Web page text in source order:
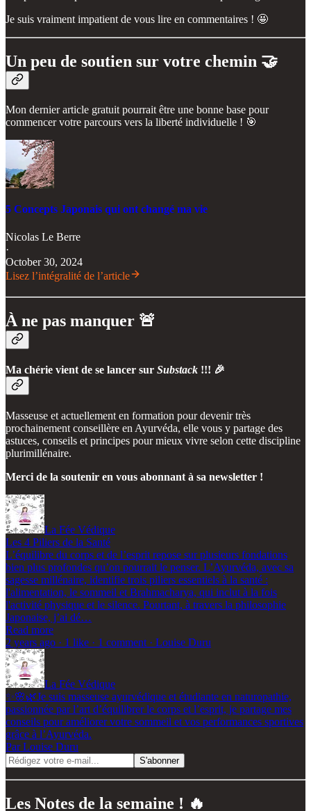
Je suis vraiment impatient de vous lire en commentaires ! 🤩
Un peu de soutien sur votre chemin 🤝
Mon dernier article gratuit pourrait être une bonne base pour
commencer votre parcours vers la liberté individuelle ! 🎯
5 Concepts Japonais qui ont changé ma vie
Nicolas Le Berre
·
October 30, 2024
Lisez l’intégralité de l’article
À ne pas manquer 🚨
Ma chérie vient de se lancer sur Substack !!! 🎉
Masseuse et actuellement en formation pour devenir très
prochainement conseillère en Ayurvéda, elle vous y partage des
astuces, conseils et principes pour mieux vivre selon cette discipline
plurimillénaire.
Merci de la soutenir en vous abonnant à sa newsletter !
La Fée Védique
Les 4 Piliers de la Santé
L’équilibre du corps et de l’esprit repose sur plusieurs fondations
bien plus profondes qu’on pourrait le penser. L’Ayurvéda, avec sa
sagesse millénaire, identifie trois piliers essentiels à la santé :
l'alimentation, le sommeil et Brahmacharya, qui inclut à la fois
l'activité physique et le silence. Pourtant, à travers la philosophie
Japonaise, j’ai dé…
Read more
2 years ago · 1 like · 1 comment · Louise Duru
La Fée Védique
✨🌸🌿Je suis masseuse ayurvédique et étudiante en naturopathie,
passionnée par l’art d’équilibrer le corps et l’esprit, je partage mes
conseils pour améliorer votre sommeil et vos performances sportives
grâce à l’Ayurvéda.
Par Louise Duru
Les Notes de la semaine ! 🔥